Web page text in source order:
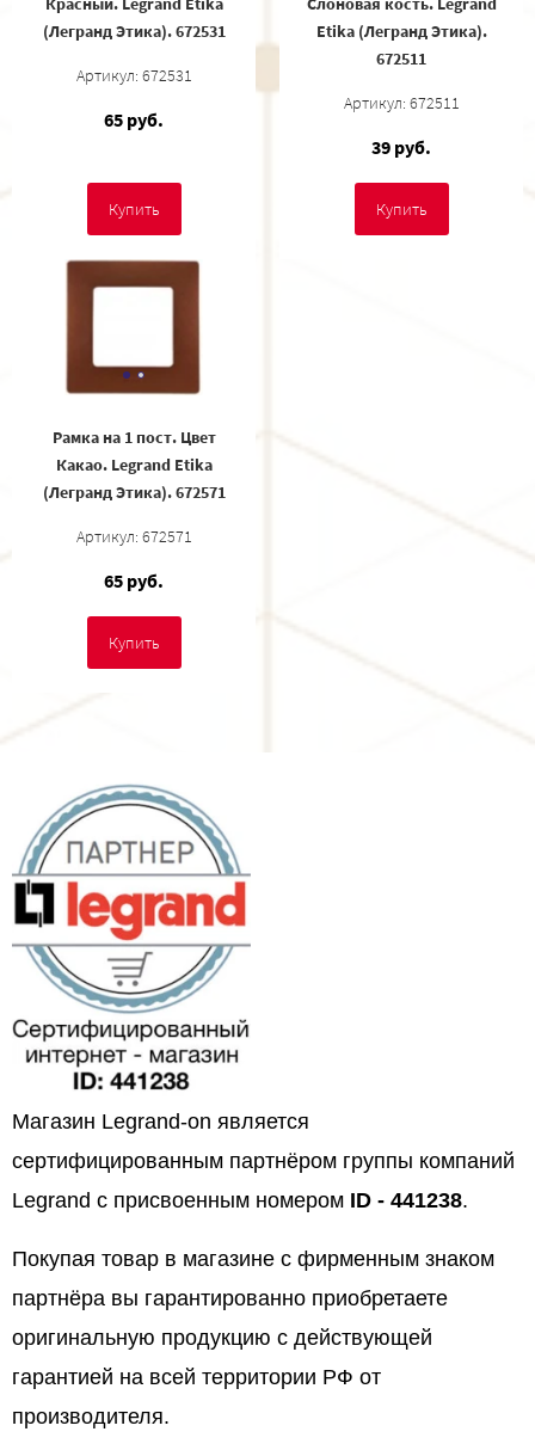
(Легранд Этика). 672531
Артикул: 672531
65 руб.
Купить
Etika (Легранд Этика).
672511
Артикул: 672511
39 руб.
Купить
Рамка на 1 пост. Цвет
Какао. Legrand Etika
(Легранд Этика). 672571
Артикул: 672571
65 руб.
Купить
Магазин Legrand-on является
сертифицированным партнёром группы компаний
Legrand с присвоенным номером ID - 441238.
Покупая товар в магазине с фирменным знаком
партнёра вы гарантированно приобретаете
оригинальную продукцию с действующей
гарантией на всей территории РФ от
производителя.